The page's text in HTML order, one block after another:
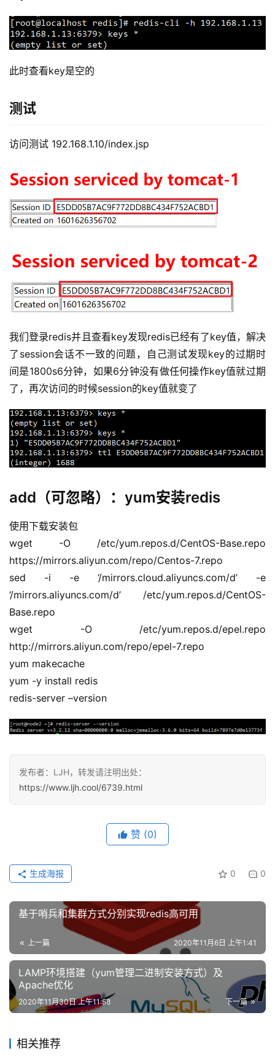
此时查看key是空的
测试
访问测试 192.168.1.10/index.jsp
我们登录redis并且查看key发现redis已经有了key值，解决
了session会话不一致的问题，自己测试发现key的过期时
间是1800s6分钟，如果6分钟没有做任何操作key值就过期
了，再次访问的时候session的key值就变了
add（可忽略）：yum安装redis
使用下载安装包
wget -O /etc/yum.repos.d/CentOS-Base.repo
https://mirrors.aliyun.com/repo/Centos-7.repo
sed -i -e ‘/mirrors.cloud.aliyuncs.com/d’ -e
‘/mirrors.aliyuncs.com/d’ /etc/yum.repos.d/CentOS-
Base.repo
wget -O /etc/yum.repos.d/epel.repo
http://mirrors.aliyun.com/repo/epel-7.repo
yum makecache
yum -y install redis
redis-server –version
发布者：LJH，转发请注明出处：
https://www.ljh.cool/6739.html
赞 (0)
0 0
生成海报
基于哨兵和集群方式分别实现redis高可用
上一篇 2020年11月6日 上午1:41
LAMP环境搭建（yum管理二进制安装方式）及
Apache优化
下一篇
2020年11月30日 上午11:58
相关推荐